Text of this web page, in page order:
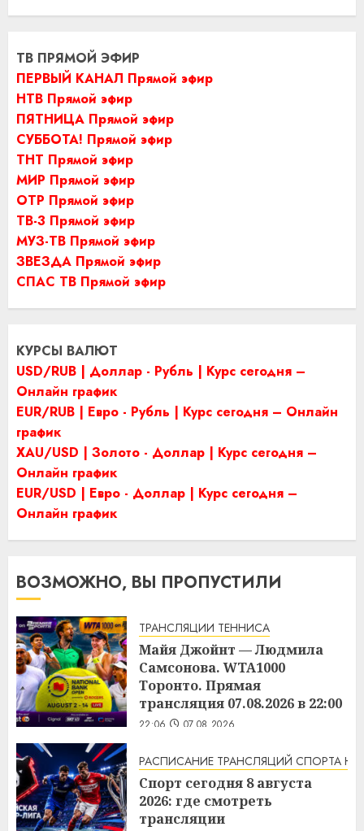
ТВ ПРЯМОЙ ЭФИР
ПЕРВЫЙ КАНАЛ Прямой эфир
НТВ Прямой эфир
ПЯТНИЦА Прямой эфир
СУББОТА! Прямой эфир
ТНТ Прямой эфир
МИР Прямой эфир
ОТР Прямой эфир
ТВ-3 Прямой эфир
МУЗ-ТВ Прямой эфир
ЗВЕЗДА Прямой эфир
СПАС ТВ Прямой эфир
КУРСЫ ВАЛЮТ
USD/RUB | Доллар - Рубль | Курс сегодня –
Онлайн график
EUR/RUB | Евро - Рубль | Курс сегодня – Онлайн
график
XAU/USD | Золото - Доллар | Курс сегодня –
Онлайн график
EUR/USD | Евро - Доллар | Курс сегодня –
Онлайн график
ВОЗМОЖНО, ВЫ ПРОПУСТИЛИ
ТРАНСЛЯЦИИ ТЕННИСА
Майя Джойнт — Людмила
Самсонова. WTA1000
Торонто. Прямая
трансляция 07.08.2026 в 22:00
22:06 07.08.2026
РАСПИСАНИЕ ТРАНСЛЯЦИЙ СПОРТА НА
Спорт сегодня 8 августа
2026: где смотреть
трансляции